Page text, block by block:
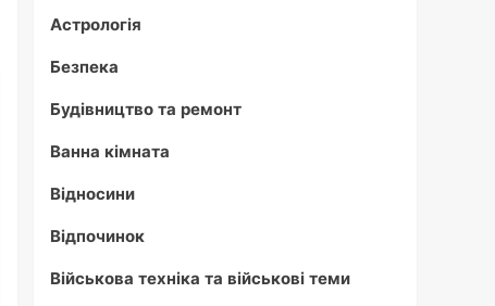
Астрологія
Безпека
Будівництво та ремонт
Ванна кімната
Відносини
Відпочинок
Військова техніка та військові теми